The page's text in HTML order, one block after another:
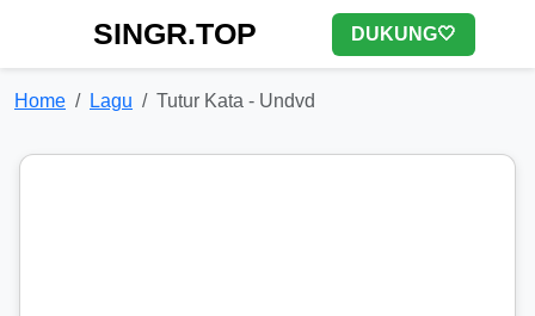
SINGR.TOP DUKUNG🤍
Home Lagu Tutur Kata - Undvd